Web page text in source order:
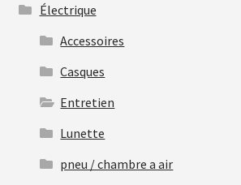
Électrique
Accessoires
Casques
Entretien
Lunette
pneu / chambre a air